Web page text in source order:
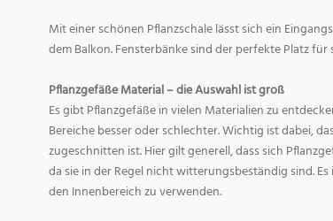
Mit einer schönen Pflanzschale lässt sich ein
dem Balkon. Fensterbänke sind der perfekte Platz
Pflanzgefäße Material – die Auswahl ist groß
Es gibt Pflanzgefäße in vielen Materialien zu
Bereiche besser oder schlechter. Wichtig ist dabei,
zugeschnitten ist. Hier gilt generell, dass sich
da sie in der Regel nicht witterungsbeständig sind.
den Innenbereich zu verwenden.